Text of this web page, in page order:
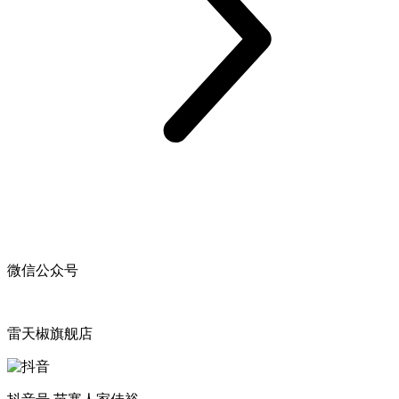
微信公众号
雷天椒旗舰店